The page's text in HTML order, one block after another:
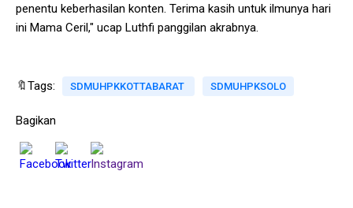
penentu keberhasilan konten. Terima kasih untuk ilmunya hari
ini Mama Ceril," ucap Luthfi panggilan akrabnya.
🔖Tags: SDMUHPKKOTTABARAT SDMUHPKSOLO
Bagikan